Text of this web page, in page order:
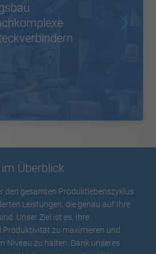
Überblick
den gesamten Produktlebenszyklus
Leistungen, die genau auf Ihre
Unser Ziel ist es, Ihre
zu maximieren und
Niveau zu halten. Dank unseres